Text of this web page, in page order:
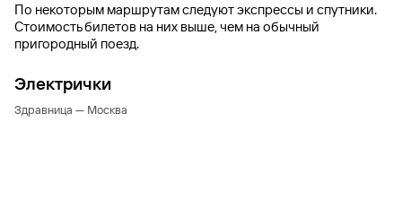
По некоторым маршрутам следуют экспрессы и спутники.
Стоимость билетов на них выше, чем на обычный
пригородный поезд.
Электрички
Здравница — Москва